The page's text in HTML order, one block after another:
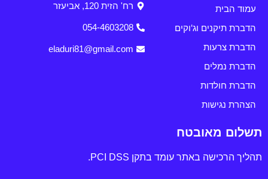
עמוד הבית
הדברת תיקנים וג'וקים
הדברת צרעות
הדברת נמלים
הדברת חולדות
הצהרת נגישות
רח' הזית 120, אביעזר
054-4603208
eladuri81@gmail.com
תשלום מאובטח
תהליך הרכישה באתר עומד בתקן PCI DSS.